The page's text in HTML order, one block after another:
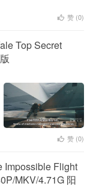
赞 (0)
Top Secret
赞 (0)
Impossible Flight
MKV/4.71G 阳